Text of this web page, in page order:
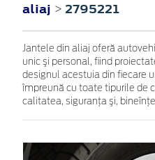
aliaj > 2795221
Jantele din aliaj oferă
unic şi personal, fiind
designul acestuia din fiecare
împreună cu toate tipurile de
calitatea, siguranţa şi,